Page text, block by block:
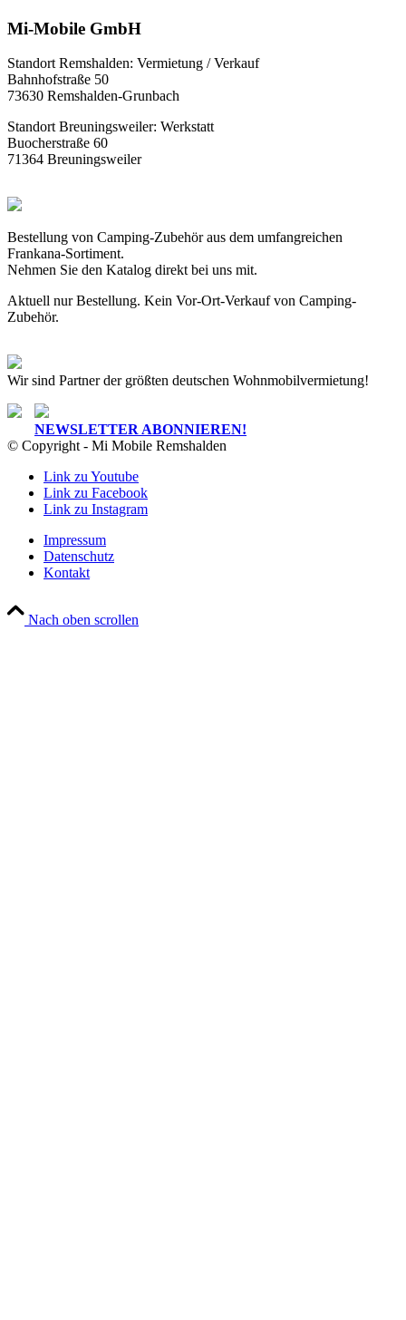
Mi-Mobile GmbH
Standort Remshalden: Vermietung / Verkauf
Bahnhofstraße 50
73630 Remshalden-Grunbach
Standort Breuningsweiler: Werkstatt
Buocherstraße 60
71364 Breuningsweiler
Bestellung von Camping-Zubehör aus dem umfangreichen
Frankana-Sortiment.
Nehmen Sie den Katalog direkt bei uns mit.
Aktuell nur Bestellung. Kein Vor-Ort-Verkauf von Camping-
Zubehör.
Wir sind Partner der größten deutschen Wohnmobilvermietung!
NEWSLETTER ABONNIEREN!
© Copyright - Mi Mobile Remshalden
Link zu Youtube
Link zu Facebook
Link zu Instagram
Impressum
Datenschutz
Kontakt
Nach oben scrollen